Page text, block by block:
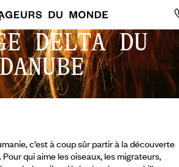
DELTA DU
DANUBE
c’est à coup sûr partir à la découverte
qui aime les oiseaux, les migrateurs,